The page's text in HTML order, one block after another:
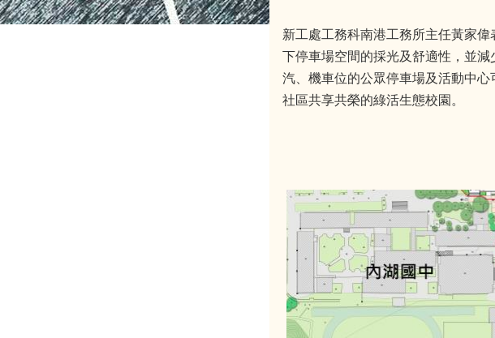
新工處工務科南港工務所主任黃家
下停車場空間的採光及舒適性，並
汽、機車位的公眾停車場及活動中
社區共享共榮的綠活生態校園。